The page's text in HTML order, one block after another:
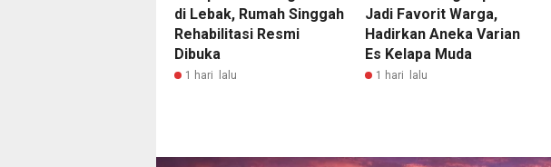
di Lebak, Rumah Singgah
Rehabilitasi Resmi
Dibuka
1 hari lalu
Jadi Favorit Warga,
Hadirkan Aneka Varian
Es Kelapa Muda
1 hari lalu